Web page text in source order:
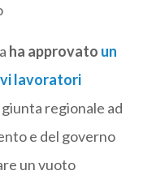
ha approvato un
lavoratori
regionale ad
e del governo
un vuoto